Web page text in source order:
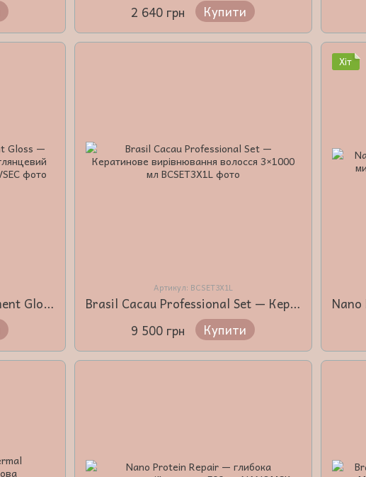
2 640 грн
Купити
Trivitt Cauterization Treatment Gloss — Каутеризація — Відновлюючий глянцевий догляд для волосся 300 мл
Артикул: BCSET3X1L
Brasil Cacau Professional Set — Кератинове вирівнювання волосся 3×1000 мл
9 500 грн
Купити
Хіт